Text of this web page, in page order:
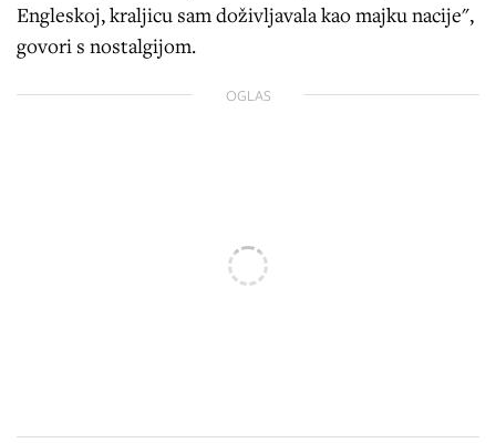
Engleskoj, kraljicu sam doživljavala kao majku nacije",
govori s nostalgijom.
OGLAS